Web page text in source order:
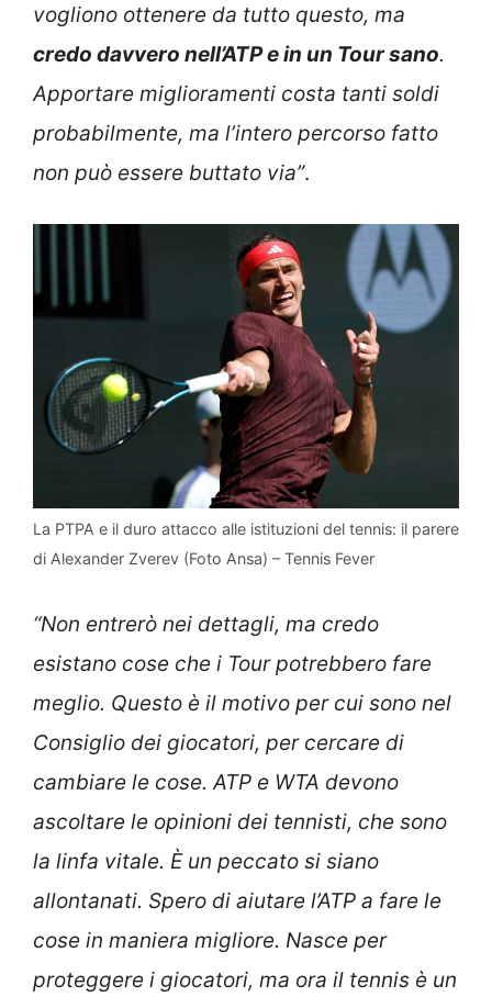
vogliono ottenere da tutto questo, ma
credo davvero nell’ATP e in un Tour sano.
Apportare miglioramenti costa tanti soldi
probabilmente, ma l’intero percorso fatto
non può essere buttato via”.
La PTPA e il duro attacco alle istituzioni del tennis: il parere
di Alexander Zverev (Foto Ansa) – Tennis Fever
“Non entrerò nei dettagli, ma credo
esistano cose che i Tour potrebbero fare
meglio. Questo è il motivo per cui sono nel
Consiglio dei giocatori, per cercare di
cambiare le cose. ATP e WTA devono
ascoltare le opinioni dei tennisti, che sono
la linfa vitale. È un peccato si siano
allontanati. Spero di aiutare l’ATP a fare le
cose in maniera migliore. Nasce per
proteggere i giocatori, ma ora il tennis è un